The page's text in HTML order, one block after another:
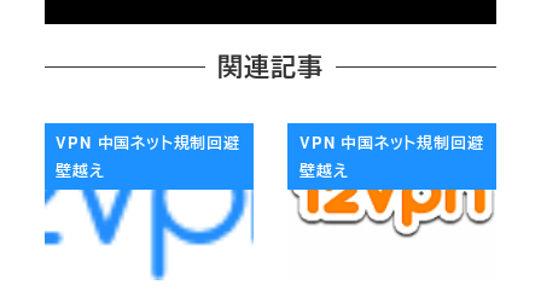
関連記事
VPN 中国ネット規制回避
壁越え
VPN 中国ネット規制回避
壁越え